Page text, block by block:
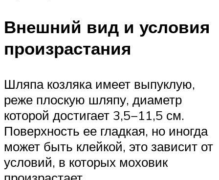
Внешний вид и условия
произрастания
Шляпа козляка имеет выпуклую,
реже плоскую шляпу, диаметр
которой достигает 3,5−11,5 см.
Поверхность ее гладкая, но иногда
может быть клейкой, это зависит от
условий, в которых моховик